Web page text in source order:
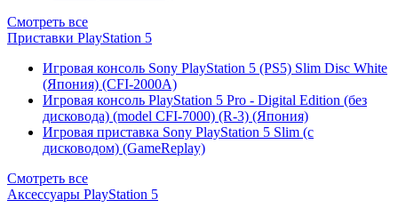
Смотреть все
Приставки PlayStation 5
Игровая консоль Sony PlayStation 5 (PS5) Slim Disc White
(Япония) (CFI-2000A)
Игровая консоль PlayStation 5 Pro - Digital Edition (без
дисковода) (model CFI-7000) (R-3) (Япония)
Игровая приставка Sony PlayStation 5 Slim (с
дисководом) (GameReplay)
Смотреть все
Аксессуары PlayStation 5